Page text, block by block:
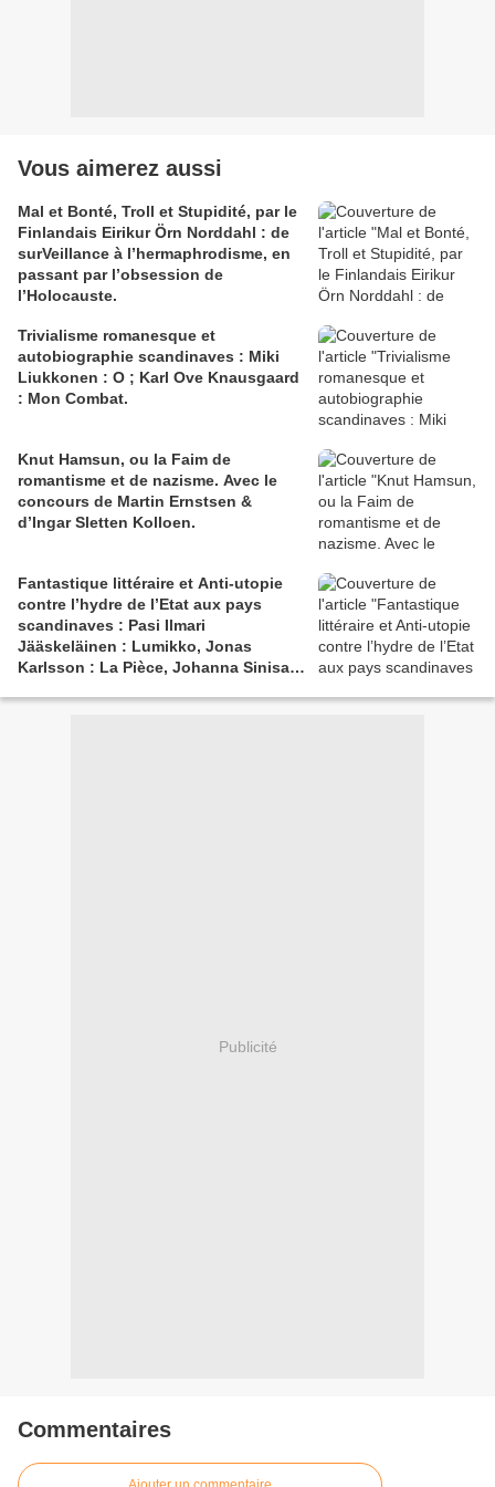
Vous aimerez aussi
Mal et Bonté, Troll et Stupidité, par le
Finlandais Eirikur Örn Norddahl : de
surVeillance à l’hermaphrodisme, en
passant par l’obsession de
l’Holocauste.
Trivialisme romanesque et
autobiographie scandinaves : Miki
Liukkonen : O ; Karl Ove Knausgaard
: Mon Combat.
Knut Hamsun, ou la Faim de
romantisme et de nazisme. Avec le
concours de Martin Ernstsen &
d’Ingar Sletten Kolloen.
Fantastique littéraire et Anti-utopie
contre l’hydre de l’Etat aux pays
scandinaves : Pasi Ilmari
Jääskeläinen : Lumikko, Jonas
Karlsson : La Pièce, Johanna Sinisalo
Publicité
Commentaires